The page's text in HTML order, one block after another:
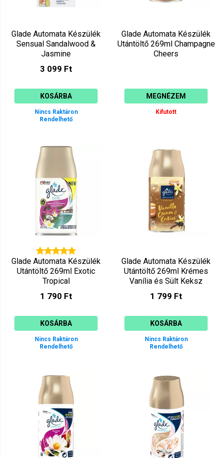
Glade Automata Készülék
Sensual Sandalwood &
Jasmine
3 099 Ft
KOSÁRBA
Nincs Raktáron
Rendelhető
Glade Automata Készülék
Utántöltő 269ml Champagne
Cheers
MEGNÉZEM
Kifutott
Glade Automata Készülék
Utántöltő 269ml Exotic
Tropical
1 790 Ft
KOSÁRBA
Nincs Raktáron
Rendelhető
Glade Automata Készülék
Utántöltő 269ml Krémes
Vanília és Sült Keksz
1 799 Ft
KOSÁRBA
Nincs Raktáron
Rendelhető